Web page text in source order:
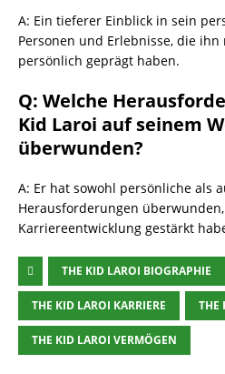
A: Ein tieferer Einblick in sein
Personen und Erlebnisse, die
persönlich geprägt haben.
Q: Welche
Kid Laroi auf seinem
überwunden?
A: Er hat sowohl persönliche als
Herausforderungen
Karriereentwicklung gestärkt
THE KID LAROI BIOGRAPHIE
THE KID LAROI KARRIERE THE
THE KID LAROI VERMÖGEN